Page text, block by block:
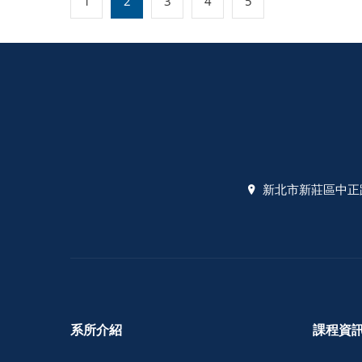
新北市新莊區中
系所介紹 課程資